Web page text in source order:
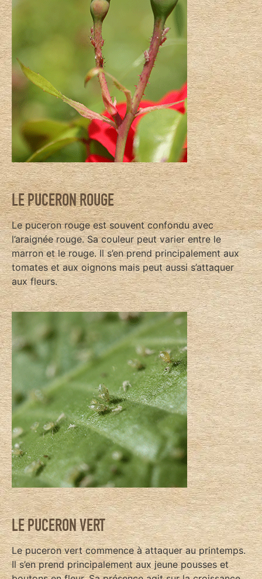
LE PUCERON ROUGE
Le puceron rouge est souvent confondu avec
l’araignée rouge. Sa couleur peut varier entre le
marron et le rouge. Il s’en prend principalement aux
tomates et aux oignons mais peut aussi s’attaquer
aux fleurs.
LE PUCERON VERT
Le puceron vert commence à attaquer au printemps.
Il s’en prend principalement aux jeune pousses et